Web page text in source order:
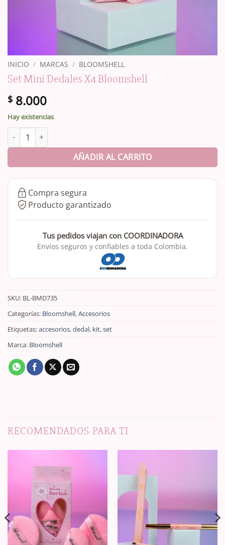
INICIO / MARCAS / BLOOMSHELL
Set Mini Dedales X4 Bloomshell
$ 8.000
Hay existencias
Set Mini Dedales X4 Bloomshell cantidad
AÑADIR AL CARRITO
Compra segura
Producto garantizado
Tus pedidos viajan con COORDINADORA
Envíos seguros y confiables a toda Colombia.
SKU: BL-BMD735
Categorías: Bloomshell,Accesorios
Etiquetas:accesorios,dedal, kit,set
Marca: Bloomshell
RECOMENDADOS PARA TI